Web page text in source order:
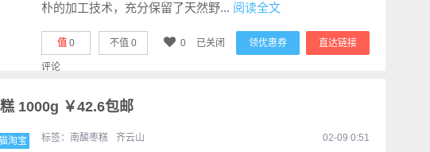
朴的加工技术，充分保留了天然野... 阅读全文
直达链接
领优惠券
值 0 不值 0 0 已关闭
评论
1000g ￥42.6包邮
淘宝 标签： 南酸枣糕 齐云山 02-09 0:51